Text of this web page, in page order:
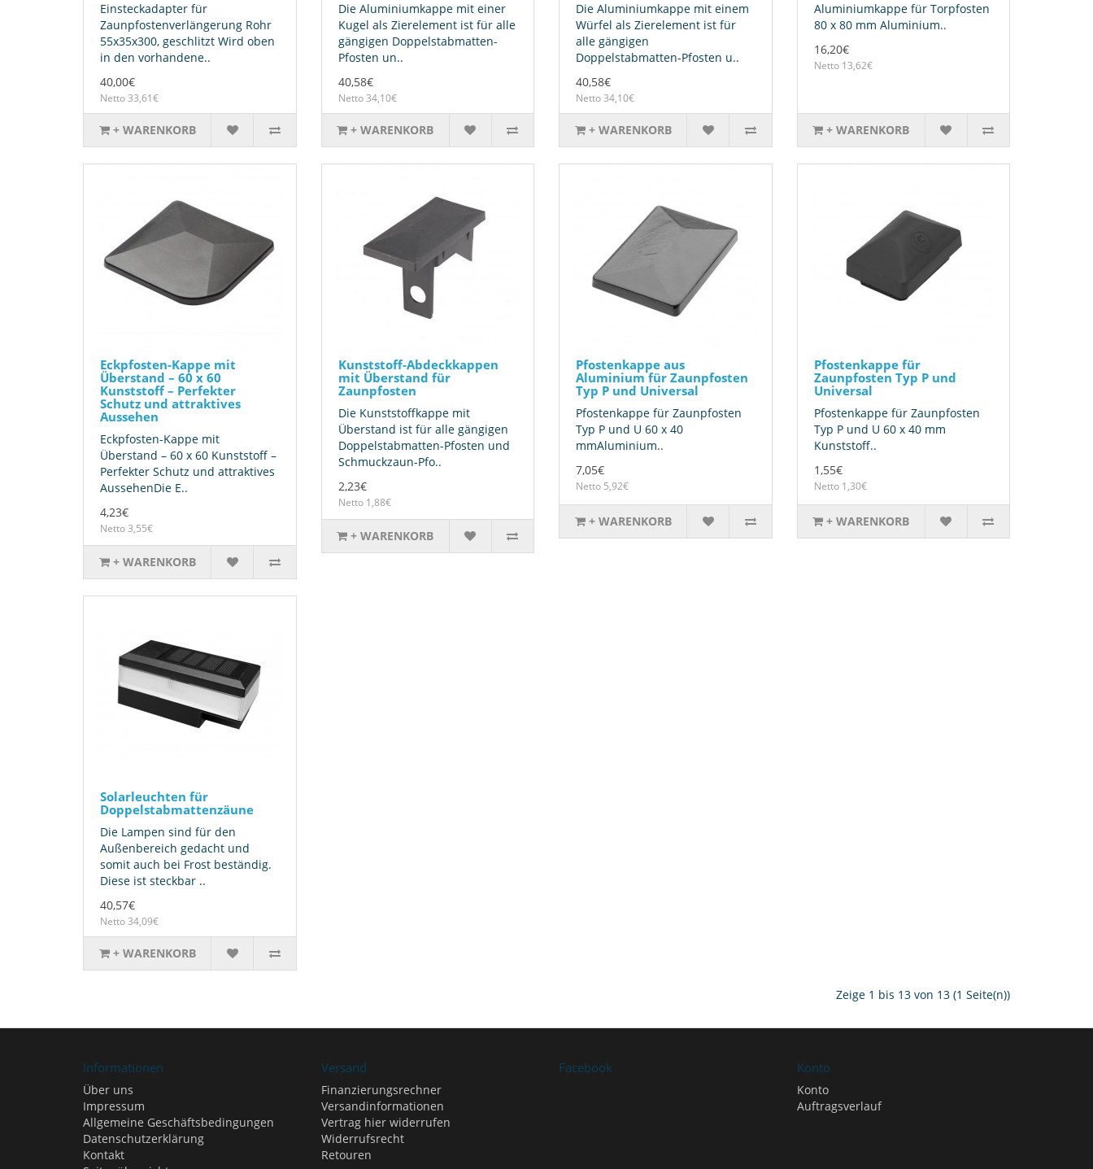
Einsteckadapter für
Zaunpfostenverlängerung Rohr
55x35x300, geschlitzt Wird oben
in den vorhandene..
40,00€
Netto 33,61€
+ WARENKORB
Die Aluminiumkappe mit einer
Kugel als Zierelement ist für alle
gängigen Doppelstabmatten-
Pfosten un..
40,58€
Netto 34,10€
+ WARENKORB
Die Aluminiumkappe mit einem
Würfel als Zierelement ist für
alle gängigen
Doppelstabmatten-Pfosten u..
40,58€
Netto 34,10€
+ WARENKORB
Aluminiumkappe für Torpfosten
80 x 80 mm Aluminium..
16,20€
Netto 13,62€
+ WARENKORB
Eckpfosten-Kappe mit
Überstand – 60 x 60
Kunststoff – Perfekter
Schutz und attraktives
Aussehen
Eckpfosten-Kappe mit
Überstand – 60 x 60 Kunststoff –
Perfekter Schutz und attraktives
AussehenDie E..
4,23€
Netto 3,55€
+ WARENKORB
Kunststoff-Abdeckkappen
mit Überstand für
Zaunpfosten
Die Kunststoffkappe mit
Überstand ist für alle gängigen
Doppelstabmatten-Pfosten und
Schmuckzaun-Pfo..
2,23€
Netto 1,88€
+ WARENKORB
Pfostenkappe aus
Aluminium für Zaunpfosten
Typ P und Universal
Pfostenkappe für Zaunpfosten
Typ P und U 60 x 40
mmAluminium..
7,05€
Netto 5,92€
+ WARENKORB
Pfostenkappe für
Zaunpfosten Typ P und
Universal
Pfostenkappe für Zaunpfosten
Typ P und U 60 x 40 mm
Kunststoff..
1,55€
Netto 1,30€
+ WARENKORB
Solarleuchten für
Doppelstabmattenzäune
Die Lampen sind für den
Außenbereich gedacht und
somit auch bei Frost beständig.
Diese ist steckbar ..
40,57€
Netto 34,09€
+ WARENKORB
Zeige 1 bis 13 von 13 (1 Seite(n))
Informationen
Über uns
Impressum
Allgemeine Geschäftsbedingungen
Datenschutzerklärung
Kontakt
Versand
Finanzierungsrechner
Versandinformationen
Vertrag hier widerrufen
Widerrufsrecht
Retouren
Facebook Konto
Konto
Auftragsverlauf